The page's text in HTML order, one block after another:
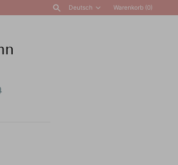
Sprache
Deutsch Warenkorb (0)